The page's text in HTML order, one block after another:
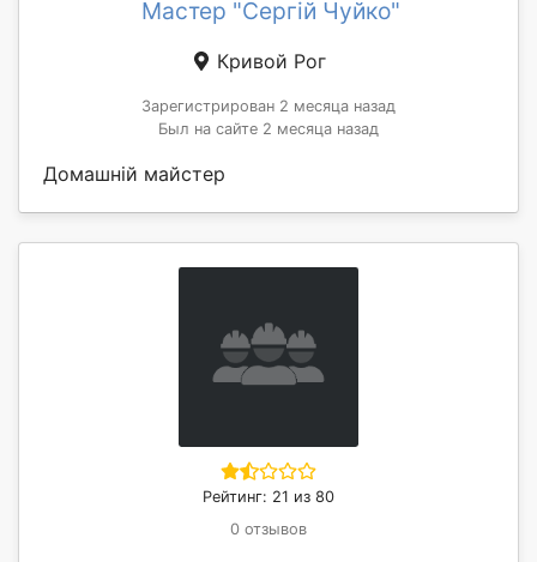
Мастер "Сергій Чуйко"
Кривой Рог
Зарегистрирован 2 месяца назад
Был на сайте 2 месяца назад
Домашній майстер
Рейтинг: 21 из 80
0 отзывов